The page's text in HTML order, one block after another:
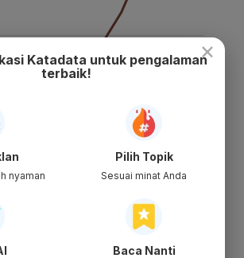
×
Katadata untuk pengalaman
terbaik!
nyaman
Pilih Topik
Sesuai minat Anda
Baca Nanti